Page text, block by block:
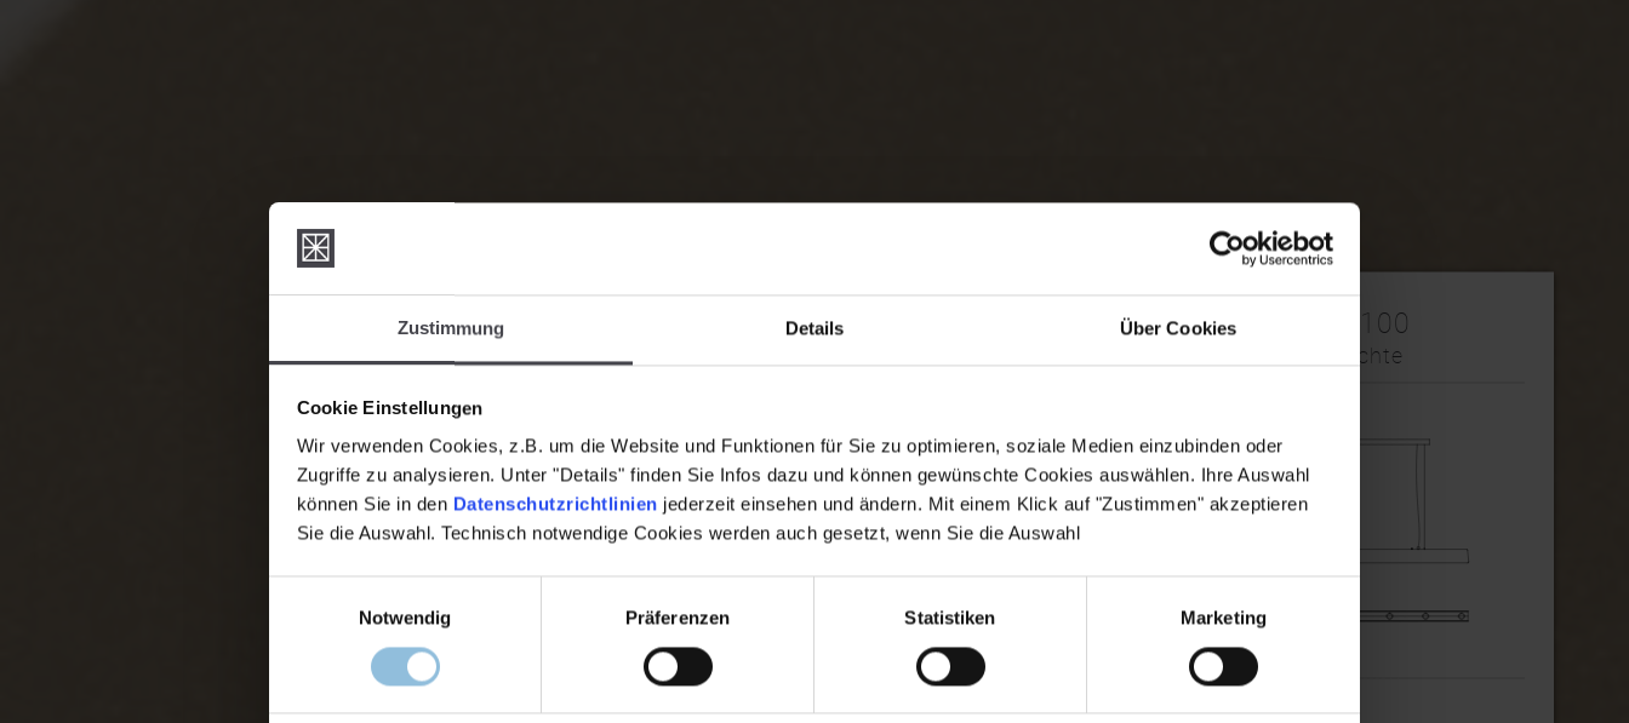
Zustimmung Details Über Cookies
Cookie Einstellungen
Wir verwenden Cookies, z.B. um die Website und Funktionen für Sie zu optimieren, soziale Medien einzubinden oder
Zugriffe zu analysieren. Unter "Details" finden Sie Infos dazu und können gewünschte Cookies auswählen. Ihre Auswahl
können Sie in den Datenschutzrichtlinien jederzeit einsehen und ändern. Mit einem Klick auf "Zustimmen" akzeptieren
Sie die Auswahl. Technisch notwendige Cookies werden auch gesetzt, wenn Sie die Auswahl
Notwendig
Präferenzen Statistiken Marketing
Vivio L1100
Pendelleuchte
1.880,20€